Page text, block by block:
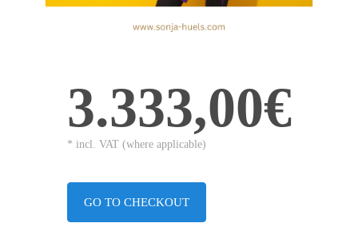
3.333,00€
* incl. VAT (where applicable)
GO TO CHECKOUT